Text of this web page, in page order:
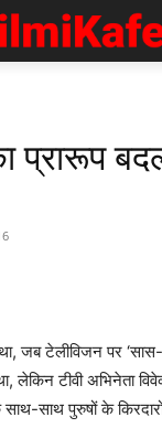
प्रारूप
जब टेलीविजन पर ‘सास-
लेकिन टीवी अभिनेता
साथ-साथ पुरुषों के